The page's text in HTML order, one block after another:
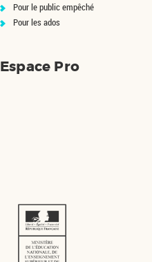
Pour le public empêché
Pour les ados
Espace Pro